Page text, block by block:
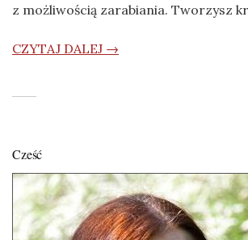
z możliwością zarabiania. Tworzysz
CZYTAJ DALEJ →
Cześć